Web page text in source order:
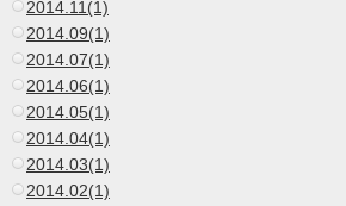
2014.11(1)
2014.09(1)
2014.07(1)
2014.06(1)
2014.05(1)
2014.04(1)
2014.03(1)
2014.02(1)